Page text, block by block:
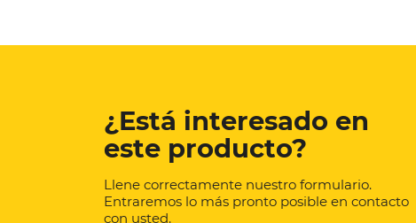
¿Está interesado en
este producto?
Llene correctamente nuestro formulario.
Entraremos lo más pronto posible en contacto
con usted.